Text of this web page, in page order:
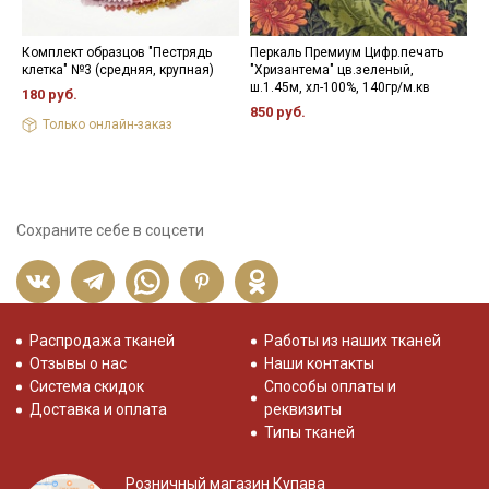
Комплект образцов "Пестрядь
клетка" №3 (средняя, крупная)
180 руб.
Только онлайн-заказ
Перкаль Премиум Цифр.печать
"Хризантема" цв.зеленый,
ш.1.45м, хл-100%, 140гр/м.кв
850 руб.
Сохраните себе в соцсети
Распродажа тканей
Отзывы о нас
Система скидок
Доставка и оплата
Работы из наших тканей
Наши контакты
Способы оплаты и
реквизиты
Типы тканей
Розничный магазин Купава